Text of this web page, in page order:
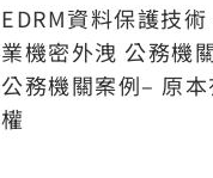
EDRM資料保護技
業機密外洩 公務機
公務機關案例– 原
權